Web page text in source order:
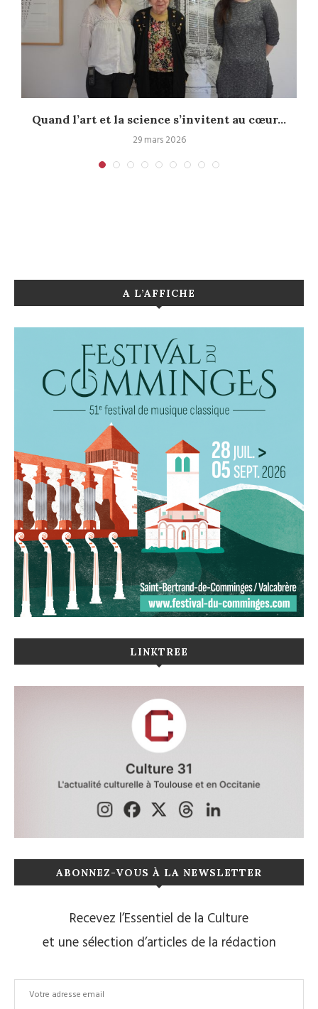
Quand l’art et la science s’invitent au cœur...
29 mars 2026
A L’AFFICHE
LINKTREE
ABONNEZ-VOUS À LA NEWSLETTER
Recevez l’Essentiel de la Culture
et une sélection d’articles de la rédaction